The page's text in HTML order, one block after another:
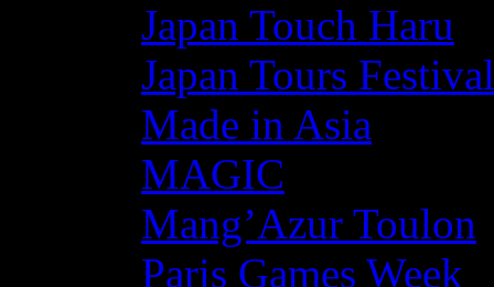
Japan Touch Haru
Japan Tours Festival
Made in Asia
MAGIC
Mang’Azur Toulon
Paris Games Week